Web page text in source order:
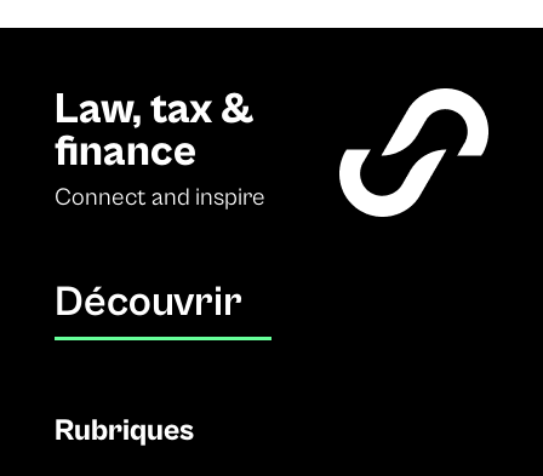
Law, tax &
finance
Connect and inspire
Découvrir
Rubriques